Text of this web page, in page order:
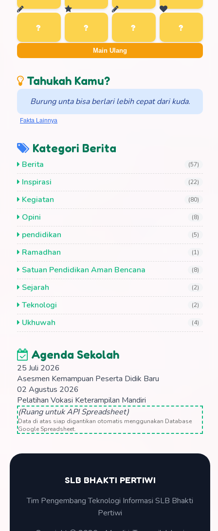
Main Ulang
Tahukah Kamu?
Burung unta bisa berlari lebih cepat dari kuda.
Fakta Lainnya
Kategori Berita
Berita (57)
Inspirasi (22)
Kegiatan (80)
Opini (8)
pendidikan (5)
Ramadhan (1)
Satuan Pendidikan Aman Bencana (8)
Sejarah (2)
Teknologi (2)
Ukhuwah (4)
Agenda Sekolah
25 Juli 2026
Asesmen Kemampuan Peserta Didik Baru
02 Agustus 2026
Pelatihan Vokasi Keterampilan Mandiri
(Ruang untuk API Spreadsheet)
Data di atas siap digantikan otomatis menggunakan Database
Google Spreadsheet.
SLB BHAKTI PERTIWI
Tim Pengembang Teknologi Informasi SLB Bhakti
Pertiwi